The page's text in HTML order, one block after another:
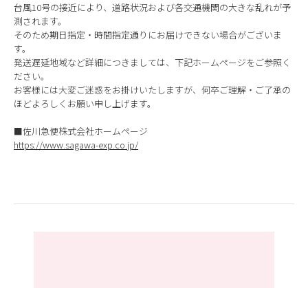
台風10号の接近により、道路状況および各交通機関の大きな乱れが予
測されます。
そのため期日指定・時間指定通りにお届けできない場合がございま
す。
発送遅延地域など詳細につきましては、下記ホームページをご参照く
ださい。
お客様には大変ご迷惑をお掛けいたしますが、何卒ご理解・ご了承の
ほどよろしくお願い申し上げます。
■佐川急便株式会社ホームページ
https://www.sagawa-exp.co.jp/